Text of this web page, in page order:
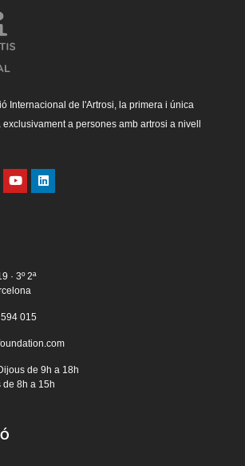
Internacional de l'Artrosi, la primera i única
a persones amb artrosi a nivell
· 3º 2ª
015
de 9h a 18h
de 8h a 15h